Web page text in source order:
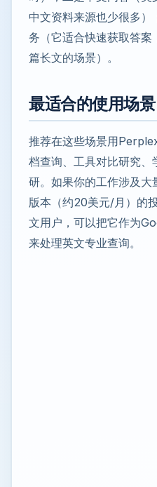
中文资料来源也少很多
务（它适合快速获取答案
篇长文的场景）。
最适合的使用场景
推荐在这些场景用
档查询、工具对比研究、
研。如果你的工作涉及
版本（约20美元/月）的
文用户，可以把它作为
来处理英文专业查询。